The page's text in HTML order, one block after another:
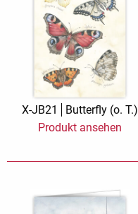
X-JB21
Butterfly (o. T.)
Produkt ansehen